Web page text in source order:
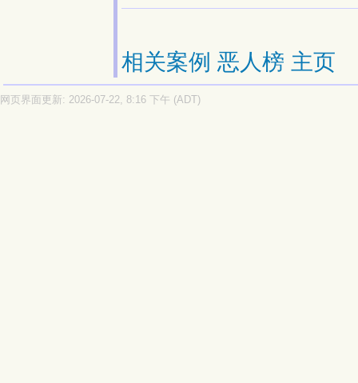
相关案例 恶人榜 主页
网页界面更新: 2026-07-22, 8:16 下午 (ADT)